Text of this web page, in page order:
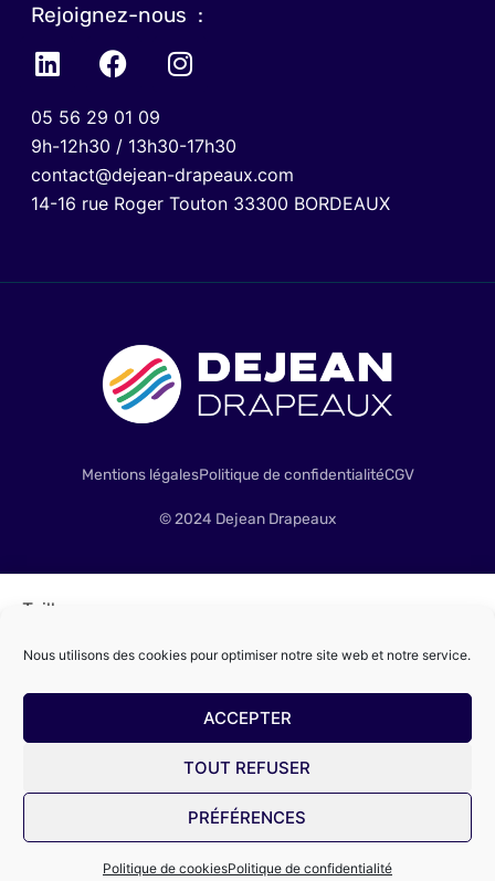
Nous utilisons des cookies pour optimiser notre site web et notre service.
ACCEPTER
TOUT REFUSER
PRÉFÉRENCES
Politique de cookiesPolitique de confidentialité
Rejoignez-nous :
05 56 29 01 09
9h-12h30 / 13h30-17h30
contact@dejean-drapeaux.com
14-16 rue Roger Touton 33300 BORDEAUX
Mentions légalesPolitique de confidentialitéCGV
© 2024 Dejean Drapeaux
Taille
AJOUTER AU DEVIS